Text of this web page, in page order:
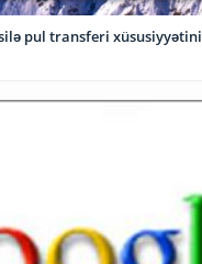
pul transferi